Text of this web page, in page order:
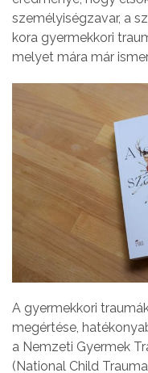
személyiségzavar, a
kora gyermekkori
melyet mára már
A gyermekkori
megértése,
a Nemzeti Gyermek
(National Child